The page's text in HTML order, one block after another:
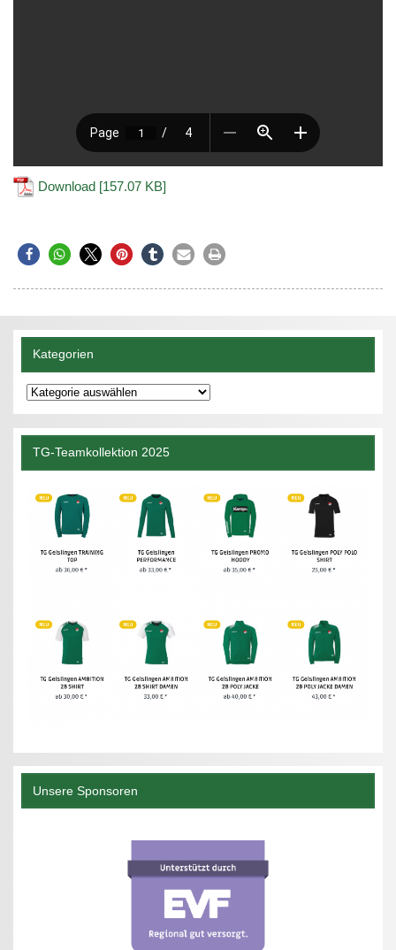
Download [157.07 KB]
Kategorien
Kategorien
TG-Teamkollektion 2025
Unsere Sponsoren